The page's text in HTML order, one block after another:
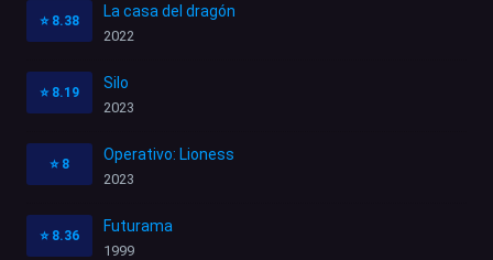
⭐ 8.38
La casa del dragón
2022
⭐ 8.19
Silo
2023
⭐ 8
Operativo: Lioness
2023
⭐ 8.36
Futurama
1999